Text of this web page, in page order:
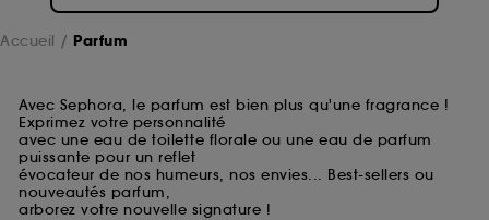
Accueil Parfum
Avec Sephora, le parfum est bien plus qu'une fragrance !
Exprimez votre personnalité
avec une eau de toilette florale ou une eau de parfum
puissante pour un reflet
évocateur de nos humeurs, nos envies... Best-sellers ou
nouveautés parfum,
arborez votre nouvelle signature !